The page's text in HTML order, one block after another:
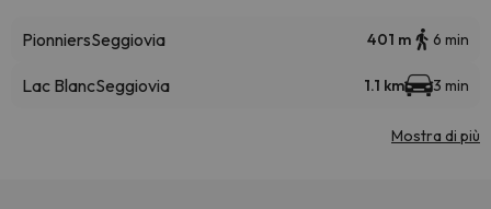
PionniersSeggiovia 401 m 6 min
Lac BlancSeggiovia 1.1 km 3 min
Mostra di più